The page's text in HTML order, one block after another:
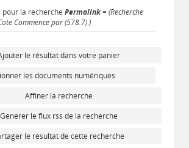
la recherche Permalink= (Recherche
Commence par (578.7) )
le résultat dans votre panier
les documents numériques
Affiner la recherche
Générer le flux rss de la recherche
le résultat de cette recherche